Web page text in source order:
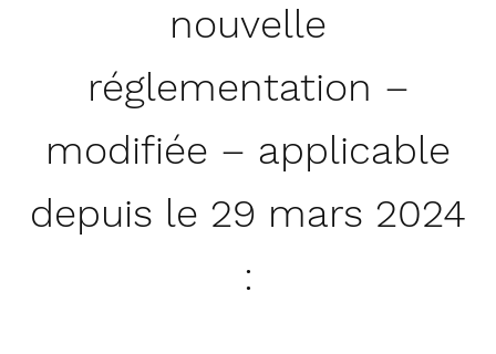
nouvelle
réglementation –
modifiée – applicable
depuis le 29 mars 2024
: